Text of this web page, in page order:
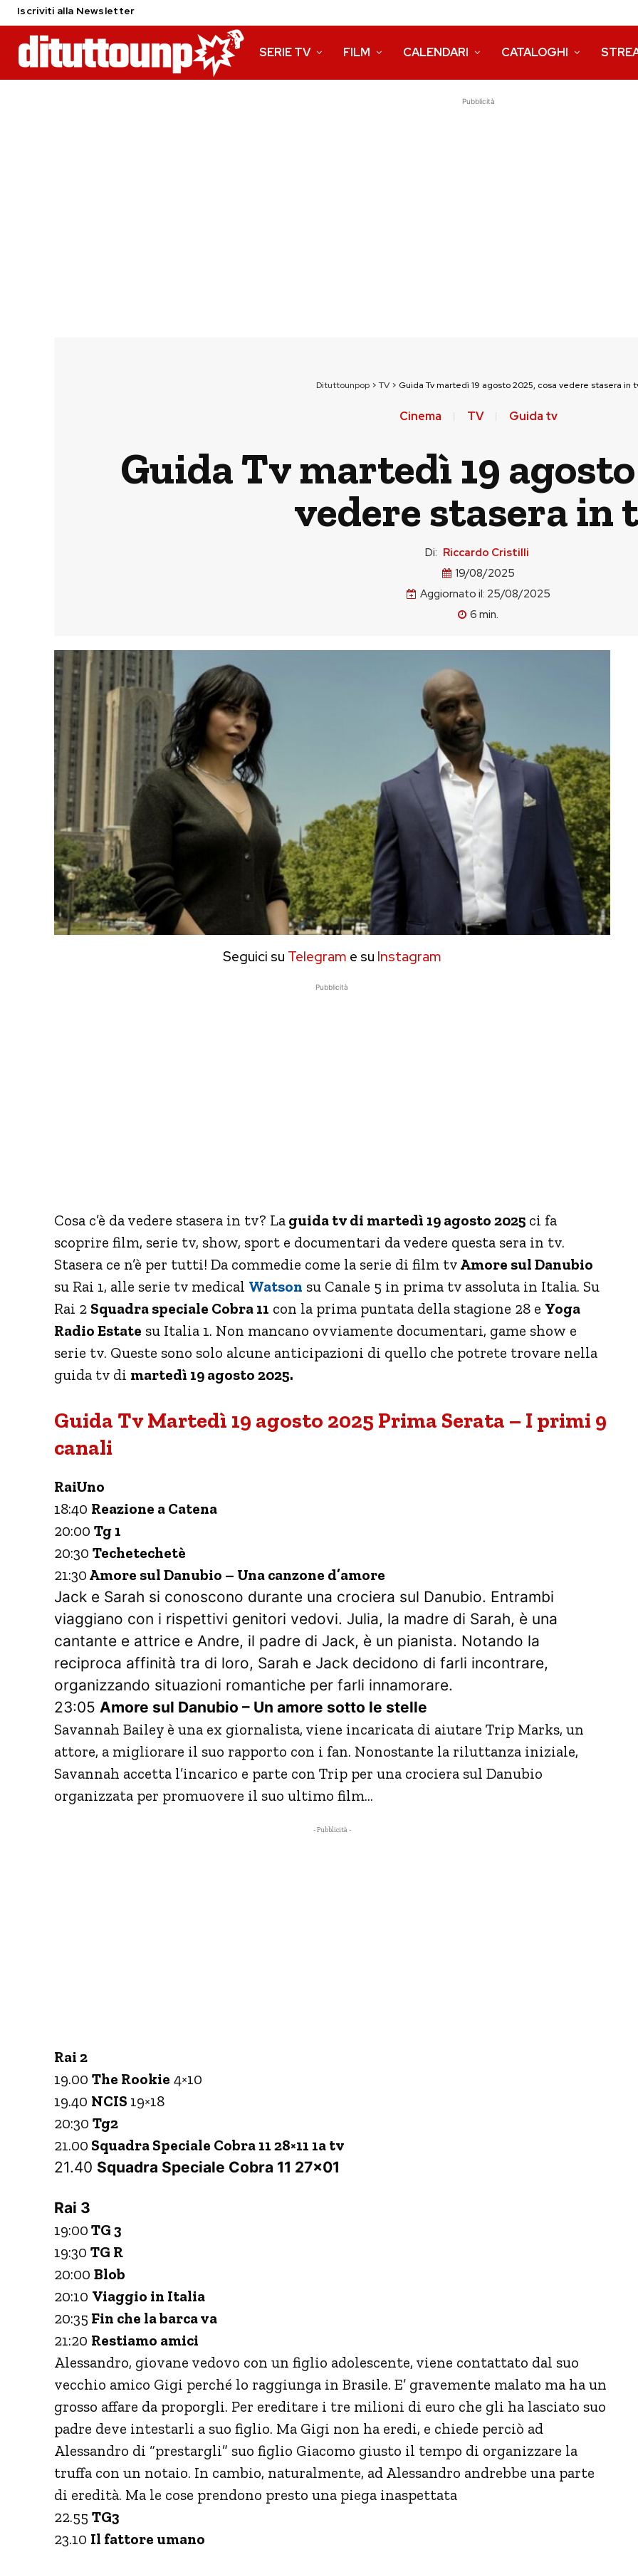
Iscriviti alla Newsletter
SERIE TV FILM CALENDARI CATALOGHI
Pubblicità
Dituttounpop> TV> Guida Tv martedì 19 agosto 2025, cosa vedere stasera in
Cinema TV Guida tv
Guida Tv martedì 19
vedere stasera in
Di: Riccardo Cristilli
19/08/2025
Aggiornato il: 25/08/2025
6 min.
Seguici su Telegram e su Instagram
Pubblicità
Cosa c’è da vedere stasera in tv? La guida tv di martedì 19 agosto 2025 ci fa
scoprire film, serie tv, show, sport e documentari da vedere questa sera in tv.
Stasera ce n’è per tutti! Da commedie come la serie di film tv Amore sul Danubio
su Rai 1, alle serie tv medical Watson su Canale 5 in prima tv assoluta in Italia. Su
Rai 2 Squadra speciale Cobra 11 con la prima puntata della stagione 28 e Yoga
Radio Estate su Italia 1. Non mancano ovviamente documentari, game show e
serie tv. Queste sono solo alcune anticipazioni di quello che potrete trovare nella
guida tv di martedì 19 agosto 2025.
Guida Tv Martedì 19 agosto 2025 Prima Serata – I primi 9
canali
RaiUno
18:40 Reazione a Catena
20:00 Tg 1
20:30 Techetechetè
21:30 Amore sul Danubio – Una canzone d’amore
Jack e Sarah si conoscono durante una crociera sul Danubio. Entrambi
viaggiano con i rispettivi genitori vedovi. Julia, la madre di Sarah, è una
cantante e attrice e Andre, il padre di Jack, è un pianista. Notando la
reciproca affinità tra di loro, Sarah e Jack decidono di farli incontrare,
organizzando situazioni romantiche per farli innamorare.
23:05 Amore sul Danubio – Un amore sotto le stelle
Savannah Bailey è una ex giornalista, viene incaricata di aiutare Trip Marks, un
attore, a migliorare il suo rapporto con i fan. Nonostante la riluttanza iniziale,
Savannah accetta l’incarico e parte con Trip per una crociera sul Danubio
organizzata per promuovere il suo ultimo film…
- Pubblicità -
Rai 2
19.00 The Rookie 4×10
19.40 NCIS 19×18
20:30 Tg2
21.00 Squadra Speciale Cobra 11 28×11 1a tv
21.40 Squadra Speciale Cobra 11 27×01
Rai 3
19:00 TG 3
19:30 TG R
20:00 Blob
20:10 Viaggio in Italia
20:35 Fin che la barca va
21:20 Restiamo amici
Alessandro, giovane vedovo con un figlio adolescente, viene contattato dal suo
vecchio amico Gigi perché lo raggiunga in Brasile. E’ gravemente malato ma ha un
grosso affare da proporgli. Per ereditare i tre milioni di euro che gli ha lasciato suo
padre deve intestarli a suo figlio. Ma Gigi non ha eredi, e chiede perciò ad
Alessandro di “prestargli” suo figlio Giacomo giusto il tempo di organizzare la
truffa con un notaio. In cambio, naturalmente, ad Alessandro andrebbe una parte
di eredità. Ma le cose prendono presto una piega inaspettata
22.55 TG3
23.10 Il fattore umano